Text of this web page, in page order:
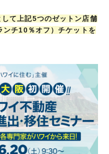
て上記5つのゼットン店舗
ンチ10％オフ）チケットを